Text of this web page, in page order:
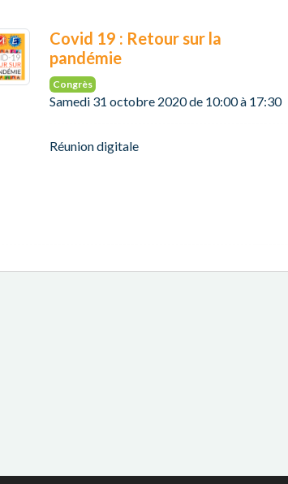
Covid 19 : Retour sur la
pandémie
Congrès
Samedi 31 octobre 2020 de 10:00 à 17:30
Réunion digitale